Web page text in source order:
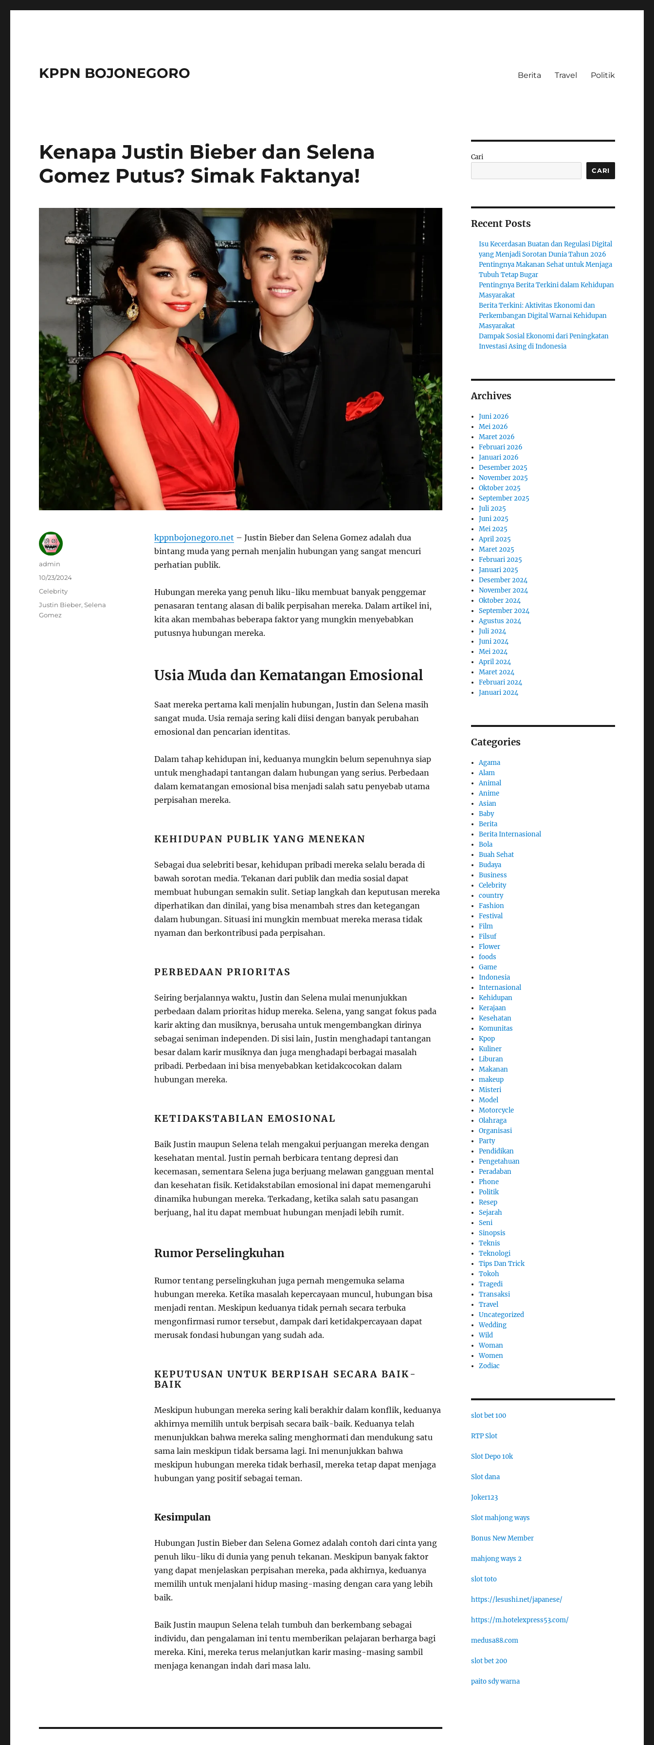
KPPN BOJONEGORO Berita Travel Politik
Kenapa Justin Bieber dan Selena
Gomez Putus? Simak Faktanya!
kppnbojonegoro.net – Justin Bieber dan Selena Gomez adalah dua
bintang muda yang pernah menjalin hubungan yang sangat mencuri
perhatian publik.
Hubungan mereka yang penuh liku-liku membuat banyak penggemar
penasaran tentang alasan di balik perpisahan mereka. Dalam artikel ini,
kita akan membahas beberapa faktor yang mungkin menyebabkan
putusnya hubungan mereka.
Usia Muda dan Kematangan Emosional
Saat mereka pertama kali menjalin hubungan, Justin dan Selena masih
sangat muda. Usia remaja sering kali diisi dengan banyak perubahan
emosional dan pencarian identitas.
Dalam tahap kehidupan ini, keduanya mungkin belum sepenuhnya siap
untuk menghadapi tantangan dalam hubungan yang serius. Perbedaan
dalam kematangan emosional bisa menjadi salah satu penyebab utama
perpisahan mereka.
KEHIDUPAN PUBLIK YANG MENEKAN
Sebagai dua selebriti besar, kehidupan pribadi mereka selalu berada di
bawah sorotan media. Tekanan dari publik dan media sosial dapat
membuat hubungan semakin sulit. Setiap langkah dan keputusan mereka
diperhatikan dan dinilai, yang bisa menambah stres dan ketegangan
dalam hubungan. Situasi ini mungkin membuat mereka merasa tidak
nyaman dan berkontribusi pada perpisahan.
PERBEDAAN PRIORITAS
Seiring berjalannya waktu, Justin dan Selena mulai menunjukkan
perbedaan dalam prioritas hidup mereka. Selena, yang sangat fokus pada
karir akting dan musiknya, berusaha untuk mengembangkan dirinya
sebagai seniman independen. Di sisi lain, Justin menghadapi tantangan
besar dalam karir musiknya dan juga menghadapi berbagai masalah
pribadi. Perbedaan ini bisa menyebabkan ketidakcocokan dalam
hubungan mereka.
KETIDAKSTABILAN EMOSIONAL
Baik Justin maupun Selena telah mengakui perjuangan mereka dengan
kesehatan mental. Justin pernah berbicara tentang depresi dan
kecemasan, sementara Selena juga berjuang melawan gangguan mental
dan kesehatan fisik. Ketidakstabilan emosional ini dapat memengaruhi
dinamika hubungan mereka. Terkadang, ketika salah satu pasangan
berjuang, hal itu dapat membuat hubungan menjadi lebih rumit.
Rumor Perselingkuhan
Rumor tentang perselingkuhan juga pernah mengemuka selama
hubungan mereka. Ketika masalah kepercayaan muncul, hubungan bisa
menjadi rentan. Meskipun keduanya tidak pernah secara terbuka
mengonfirmasi rumor tersebut, dampak dari ketidakpercayaan dapat
merusak fondasi hubungan yang sudah ada.
KEPUTUSAN UNTUK BERPISAH SECARA BAIK-
BAIK
Meskipun hubungan mereka sering kali berakhir dalam konflik, keduanya
akhirnya memilih untuk berpisah secara baik-baik. Keduanya telah
menunjukkan bahwa mereka saling menghormati dan mendukung satu
sama lain meskipun tidak bersama lagi. Ini menunjukkan bahwa
meskipun hubungan mereka tidak berhasil, mereka tetap dapat menjaga
hubungan yang positif sebagai teman.
Kesimpulan
Hubungan Justin Bieber dan Selena Gomez adalah contoh dari cinta yang
penuh liku-liku di dunia yang penuh tekanan. Meskipun banyak faktor
yang dapat menjelaskan perpisahan mereka, pada akhirnya, keduanya
memilih untuk menjalani hidup masing-masing dengan cara yang lebih
baik.
Baik Justin maupun Selena telah tumbuh dan berkembang sebagai
individu, dan pengalaman ini tentu memberikan pelajaran berharga bagi
mereka. Kini, mereka terus melanjutkan karir masing-masing sambil
menjaga kenangan indah dari masa lalu.
Author
admin
Posted
on
10/23/2024
Categories
Celebrity
Tags
Justin Bieber,Selena
Gomez
Cari
CARI
Recent Posts
Isu Kecerdasan Buatan dan Regulasi Digital
yang Menjadi Sorotan Dunia Tahun 2026
Pentingnya Makanan Sehat untuk Menjaga
Tubuh Tetap Bugar
Pentingnya Berita Terkini dalam Kehidupan
Masyarakat
Berita Terkini: Aktivitas Ekonomi dan
Perkembangan Digital Warnai Kehidupan
Masyarakat
Dampak Sosial Ekonomi dari Peningkatan
Investasi Asing di Indonesia
Archives
Juni 2026
Mei 2026
Maret 2026
Februari 2026
Januari 2026
Desember 2025
November 2025
Oktober 2025
September 2025
Juli 2025
Juni 2025
Mei 2025
April 2025
Maret 2025
Februari 2025
Januari 2025
Desember 2024
November 2024
Oktober 2024
September 2024
Agustus 2024
Juli 2024
Juni 2024
Mei 2024
April 2024
Maret 2024
Februari 2024
Januari 2024
Categories
Agama
Alam
Animal
Anime
Asian
Baby
Berita
Berita Internasional
Bola
Buah Sehat
Budaya
Business
Celebrity
country
Fashion
Festival
Film
Filsuf
Flower
foods
Game
Indonesia
Internasional
Kehidupan
Kerajaan
Kesehatan
Komunitas
Kpop
Kuliner
Liburan
Makanan
makeup
Misteri
Model
Motorcycle
Olahraga
Organisasi
Party
Pendidikan
Pengetahuan
Peradaban
Phone
Politik
Resep
Sejarah
Seni
Sinopsis
Teknis
Teknologi
Tips Dan Trick
Tokoh
Tragedi
Transaksi
Travel
Uncategorized
Wedding
Wild
Woman
Women
Zodiac
slot bet 100
RTP Slot
Slot Depo 10k
Slot dana
Joker123
Slot mahjong ways
Bonus New Member
mahjong ways 2
slot toto
https://lesushi.net/japanese/
https://m.hotelexpress53.com/
medusa88.com
slot bet 200
paito sdy warna